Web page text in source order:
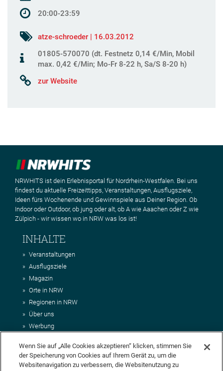
20:00-23:59
atze-schroeder | 16.03.2012
01805-570070 (dt. Festnetz 0,14 €/Min, Mobil
max. 0,42 €/Min; Mo-Fr 8-22 h, Sa/S 8-20 h)
zur Website
NRWHITS ist dein Erlebnisportal für Nordrhein-Westfalen. Bei uns
findest du aktuelle Freizeittipps, Veranstaltungen, Ausflugsziele,
Ideen fürs Wochenende und Gewinnspiele aus Deiner Region. Ob
Indoor oder Outdoor, ob jung oder alt, ob A wie Aaachen oder Z wie
Zülpich - wir wissen wo in NRW was los ist!
INHALTE
Veranstaltungen
Ausflugsziele
Magazin
Orte in NRW
Regionen in NRW
Über uns
Werbung
Impressum
AGB
Wenn Sie auf „Alle Cookies akzeptieren“ klicken, stimmen Sie
der Speicherung von Cookies auf Ihrem Gerät zu, um die
Websitenavigation zu verbessern, die Websitenutzung zu